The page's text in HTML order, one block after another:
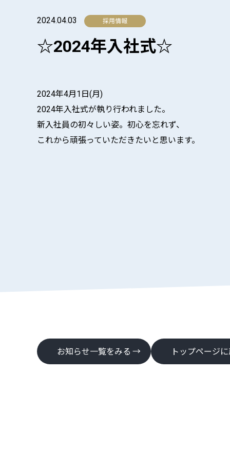
2024.04.03
☆2024年入社式☆
2024年4月1日(月)
2024年入社式が執り行われました。
新入社員の初々しい姿。初心を忘れず、
これから頑張っていただきたいと思います。
お知らせ一覧をみる トップページ